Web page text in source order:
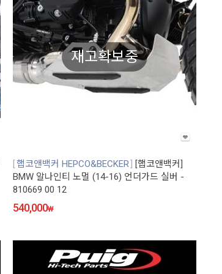
재고확보중
햅코앤백커 HEPCO&BECKER
[햅코앤백커]
BMW 알나인티 노멀 (14-16) 언더가드 실버 -
810669 00 12
540,000₩